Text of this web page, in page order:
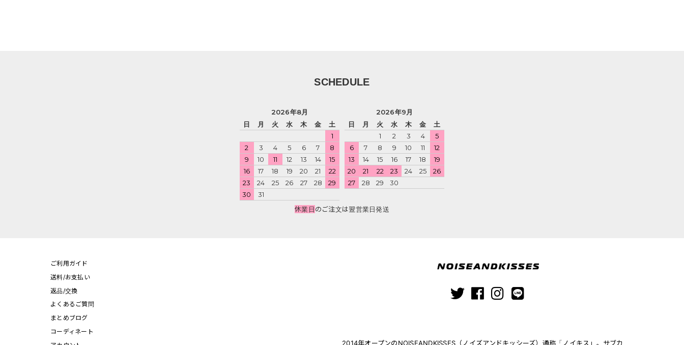
SCHEDULE
2026年8月
日
月 火 水 木 金
土
1
2
3 4 5 6 7
8
9
10 11 12 13 14
15
16
17 18 19 20 21
22
23
24 25 26 27 28
29
30
31
2026年9月
日
月 火 水 木 金
土
1
2 3 4
5
6
7 8 9 10 11
12
13
14 15 16 17 18
19
20
21 22 23 24 25
26
27
28 29 30
休業日のご注文は翌営業日発送
2014年オープンのNOISEANDKISSES（ノイズアンドキッシーズ）通称「ノイキス」。サブカ
ご利用ガイド
送料/お支払い
返品/交換
よくあるご質問
まとめブログ
コーディネート